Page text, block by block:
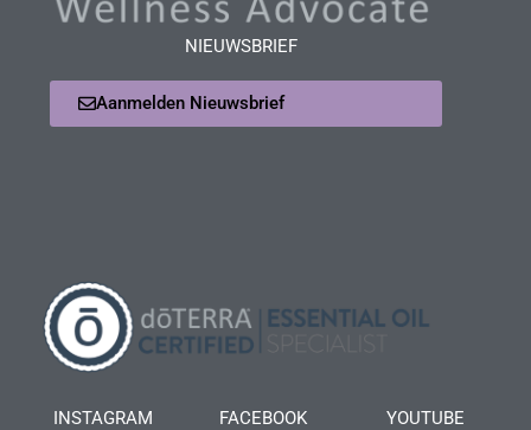
NIEUWSBRIEF
Aanmelden Nieuwsbrief
INSTAGRAM FACEBOOK YOUTUBE